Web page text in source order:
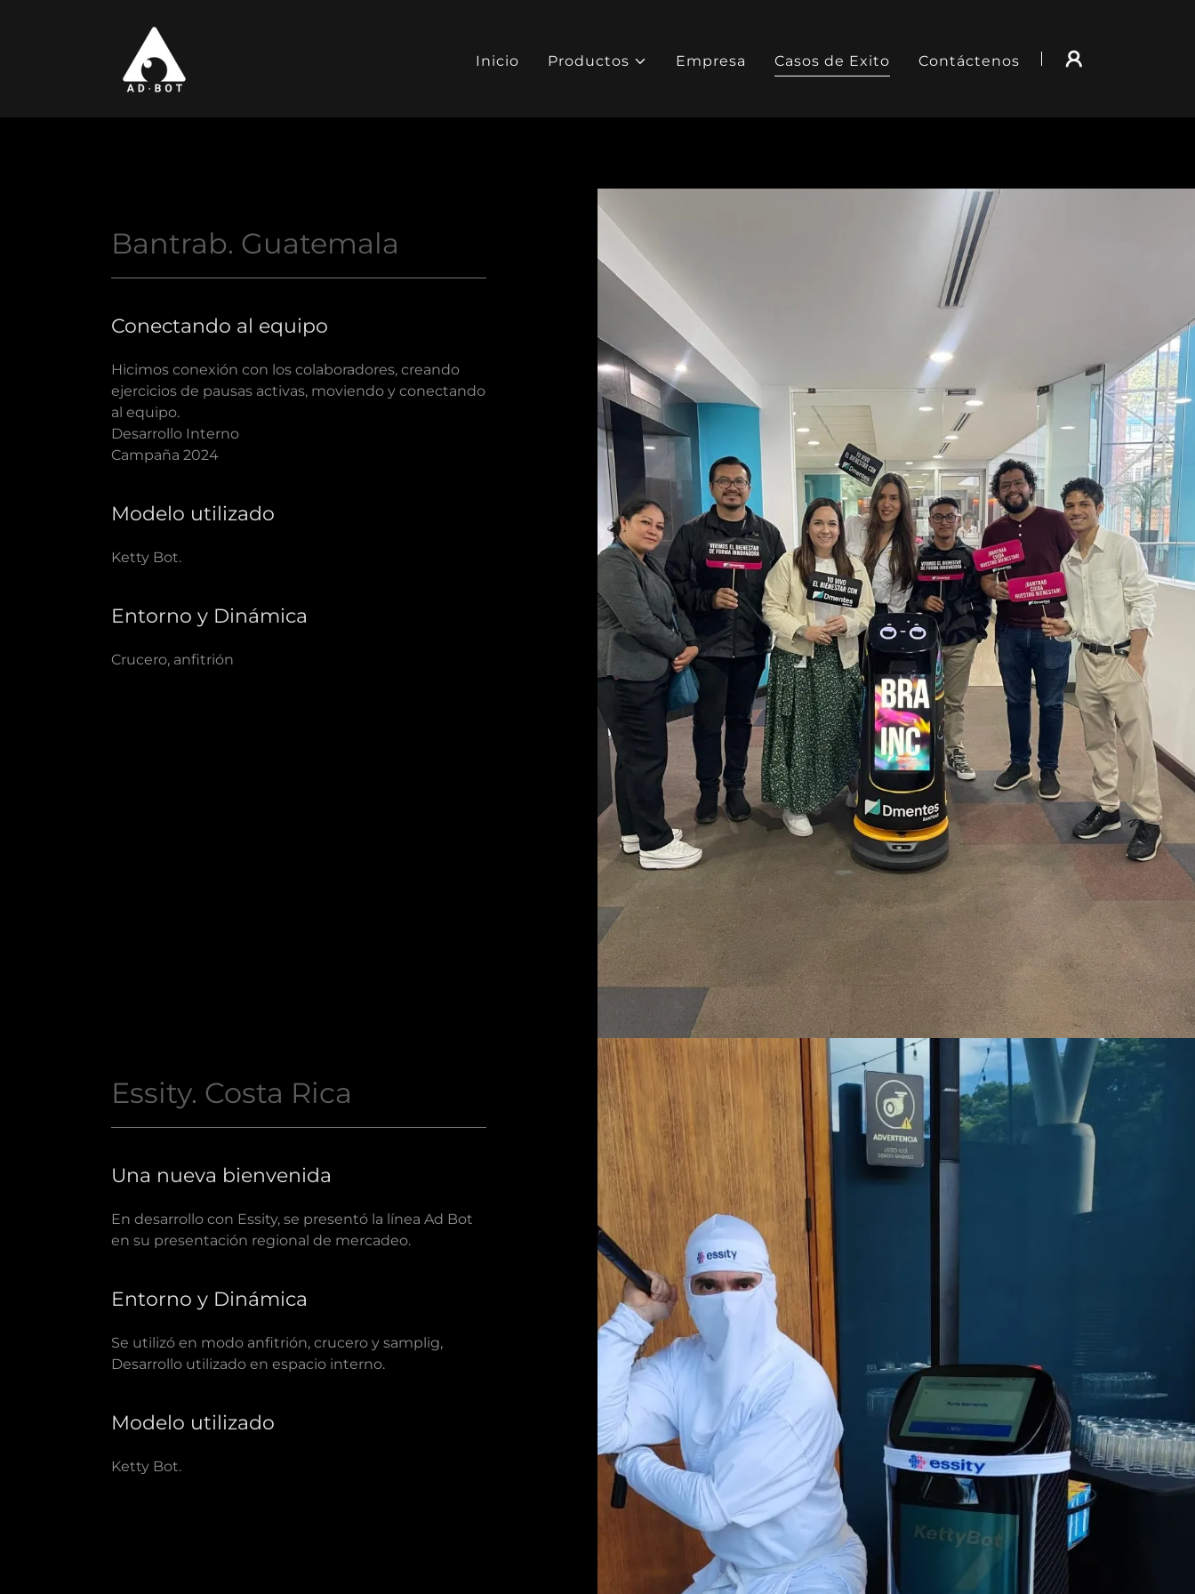
Inicio Productos Empresa Casos de Exito Contáctenos
Bantrab. Guatemala
Conectando al equipo
Hicimos conexión con los colaboradores, creando
ejercicios de pausas activas, moviendo y conectando
al equipo.
Desarrollo Interno
Campaña 2024
Modelo utilizado
Ketty Bot.
Entorno y Dinámica
Crucero, anfitrión
Essity. Costa Rica
Una nueva bienvenida
En desarrollo con Essity, se presentó la línea Ad Bot
en su presentación regional de mercadeo.
Entorno y Dinámica
Se utilizó en modo anfitrión, crucero y samplig,
Desarrollo utilizado en espacio interno.
Modelo utilizado
Ketty Bot.